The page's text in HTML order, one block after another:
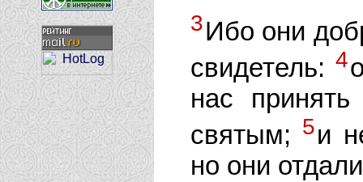
3Ибо они
свидетель: 4
нас
святым; 5и
но они